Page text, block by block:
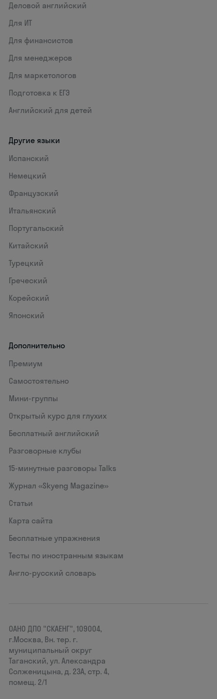
Деловой английский
Для ИТ
Для финансистов
Для менеджеров
Для маркетологов
Подготовка к ЕГЭ
Английский для детей
Другие языки
Испанский
Немецкий
Французский
Итальянский
Португальский
Китайский
Турецкий
Греческий
Корейский
Японский
Дополнительно
Премиум
Самостоятельно
Мини-группы
Открытый курс для глухих
Бесплатный английский
Разговорные клубы
15‑минутные разговоры Talks
Журнал «Skyeng Magazine»
Статьи
Карта сайта
Бесплатные упражнения
Тесты по иностранным языкам
Англо-русский словарь
ОАНО ДПО "СКАЕНГ", 109004,
г.Москва, Вн. тер. г.
муниципальный округ
Таганский, ул. Александра
Солженицына, д. 23А, стр. 4,
помещ. 2/1